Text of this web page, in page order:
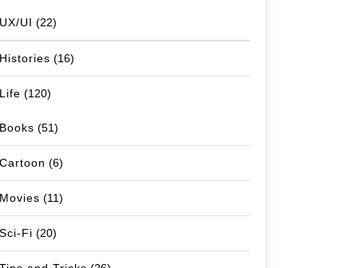
UX/UI (22)
Histories (16)
Life (120)
Books (51)
Cartoon (6)
Movies (11)
Sci-Fi (20)